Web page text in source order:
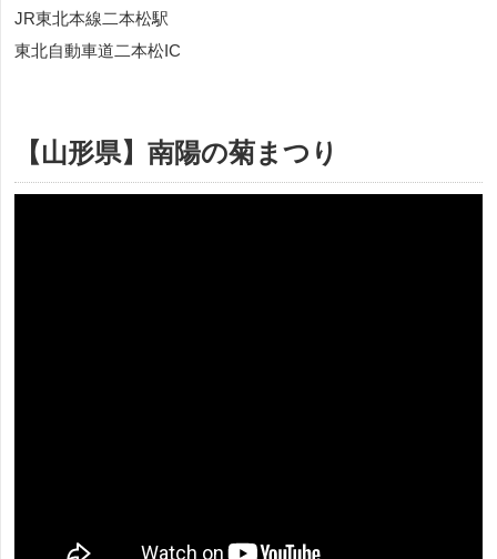
JR東北本線二本松駅
東北自動車道二本松IC
【山形県】南陽の菊まつり